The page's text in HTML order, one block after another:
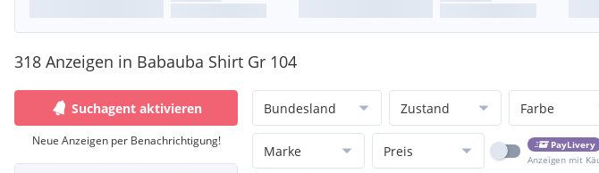
318 Anzeigen in Babauba Shirt Gr 104
Suchagent aktivieren
Neue Anzeigen per Benachrichtigung!
Bundesland Zustand Farbe
Marke Preis
PayLivery
Anzeigen mit